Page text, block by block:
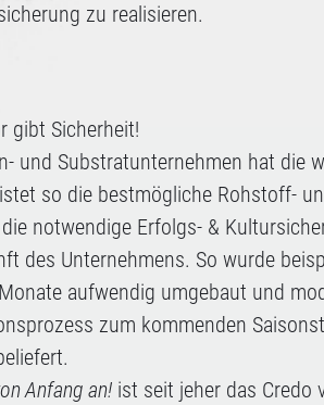
zu realisieren.
gibt Sicherheit!
und Substratunternehmen hat die
so die bestmögliche Rohstoff-
notwendige Erfolgs- &
des Unternehmens. So wurde
aufwendig umgebaut und
zum kommenden
Anfang an! ist seit jeher das Credo